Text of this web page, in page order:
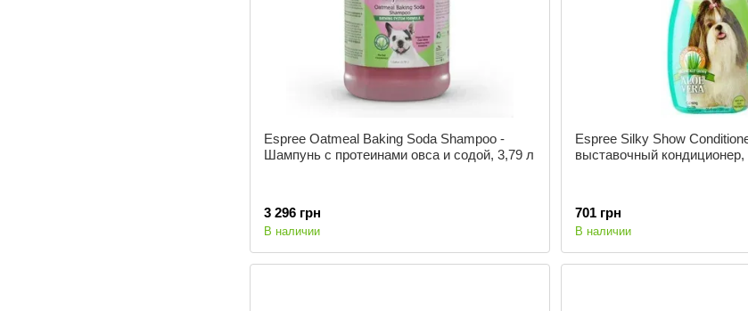
Espree Oatmeal Baking Soda Shampoo -
Шампунь с протеинами овса и содой, 3,79 л
3 296 грн
В наличии
Espree Silky Show
выставочный
701 грн
В наличии